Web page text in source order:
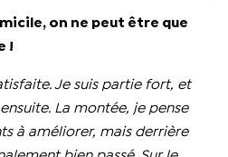
on ne peut être que
!
Je suis partie fort, et
La montée, je pense
à améliorer, mais derrière